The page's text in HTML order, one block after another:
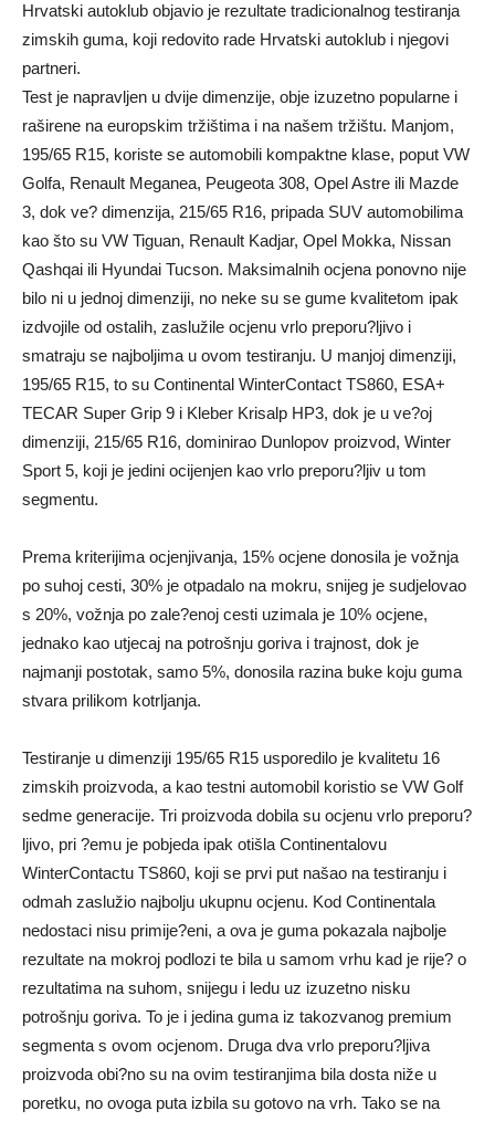
Hrvatski autoklub objavio je rezultate tradicionalnog testiranja
zimskih guma, koji redovito rade Hrvatski autoklub i njegovi
partneri.
Test je napravljen u dvije dimenzije, obje izuzetno popularne i
raširene na europskim tržištima i na našem tržištu. Manjom,
195/65 R15, koriste se automobili kompaktne klase, poput VW
Golfa, Renault Meganea, Peugeota 308, Opel Astre ili Mazde
3, dok ve? dimenzija, 215/65 R16, pripada SUV automobilima
kao što su VW Tiguan, Renault Kadjar, Opel Mokka, Nissan
Qashqai ili Hyundai Tucson. Maksimalnih ocjena ponovno nije
bilo ni u jednoj dimenziji, no neke su se gume kvalitetom ipak
izdvojile od ostalih, zaslužile ocjenu vrlo preporu?ljivo i
smatraju se najboljima u ovom testiranju. U manjoj dimenziji,
195/65 R15, to su Continental WinterContact TS860, ESA+
TECAR Super Grip 9 i Kleber Krisalp HP3, dok je u ve?oj
dimenziji, 215/65 R16, dominirao Dunlopov proizvod, Winter
Sport 5, koji je jedini ocijenjen kao vrlo preporu?ljiv u tom
segmentu.
Prema kriterijima ocjenjivanja, 15% ocjene donosila je vožnja
po suhoj cesti, 30% je otpadalo na mokru, snijeg je sudjelovao
s 20%, vožnja po zale?enoj cesti uzimala je 10% ocjene,
jednako kao utjecaj na potrošnju goriva i trajnost, dok je
najmanji postotak, samo 5%, donosila razina buke koju guma
stvara prilikom kotrljanja.
Testiranje u dimenziji 195/65 R15 usporedilo je kvalitetu 16
zimskih proizvoda, a kao testni automobil koristio se VW Golf
sedme generacije. Tri proizvoda dobila su ocjenu vrlo preporu?
ljivo, pri ?emu je pobjeda ipak otišla Continentalovu
WinterContactu TS860, koji se prvi put našao na testiranju i
odmah zaslužio najbolju ukupnu ocjenu. Kod Continentala
nedostaci nisu primije?eni, a ova je guma pokazala najbolje
rezultate na mokroj podlozi te bila u samom vrhu kad je rije? o
rezultatima na suhom, snijegu i ledu uz izuzetno nisku
potrošnju goriva. To je i jedina guma iz takozvanog premium
segmenta s ovom ocjenom. Druga dva vrlo preporu?ljiva
proizvoda obi?no su na ovim testiranjima bila dosta niže u
poretku, no ovoga puta izbila su gotovo na vrh. Tako se na